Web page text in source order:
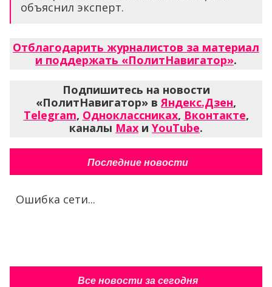
объяснил эксперт.
Отблагодарить журналистов за материал
и поддержать «ПолитНавигатор».
Подпишитесь на новости
«ПолитНавигатор» вЯндекс.Дзен,
Telegram, Одноклассниках, Вконтакте,
каналы Max и YouTube.
Последние новости
Ошибка сети...
Все новости за сегодня